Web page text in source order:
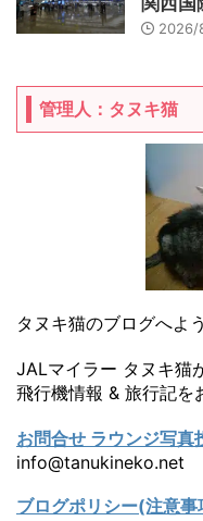
2026/
管理人：タヌキ猫
タヌキ猫のブログへよ
JALマイラー タヌキ猫
飛行機情報 & 旅行記を
お問合せ ラウンジ写真
info@tanukineko.net
ブログポリシー(注意